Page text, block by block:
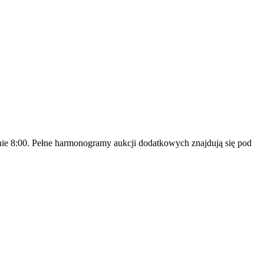
8:00. Pełne harmonogramy aukcji dodatkowych znajdują się pod